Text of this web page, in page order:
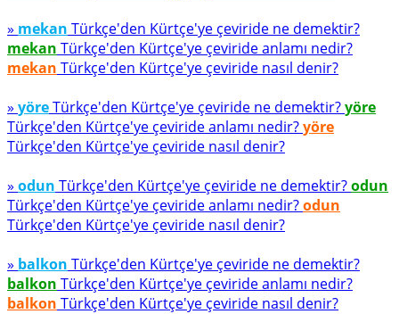
» mekan Türkçe'den Kürtçe'ye çeviride ne demektir?
mekan Türkçe'den Kürtçe'ye çeviride anlamı nedir?
mekan Türkçe'den Kürtçe'ye çeviride nasıl denir?
» yöreTürkçe'den Kürtçe'ye çeviride ne demektir?yöre
Türkçe'den Kürtçe'ye çeviride anlamı nedir?yöre
Türkçe'den Kürtçe'ye çeviride nasıl denir?
» odun Türkçe'den Kürtçe'ye çeviride ne demektir?odun
Türkçe'den Kürtçe'ye çeviride anlamı nedir?odun
Türkçe'den Kürtçe'ye çeviride nasıl denir?
» balkon Türkçe'den Kürtçe'ye çeviride ne demektir?
balkon Türkçe'den Kürtçe'ye çeviride anlamı nedir?
balkon Türkçe'den Kürtçe'ye çeviride nasıl denir?